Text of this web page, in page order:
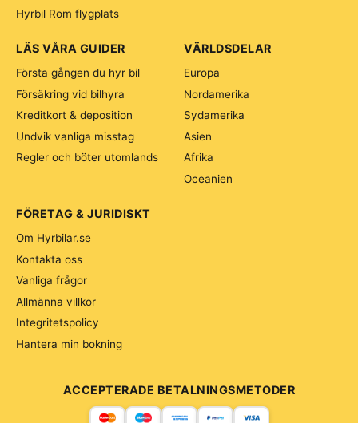
Hyrbil Rom flygplats
VÄRLDSDELAR
Europa
Nordamerika
Sydamerika
Asien
Afrika
Oceanien
LÄS VÅRA GUIDER
Första gången du hyr bil
Försäkring vid bilhyra
Kreditkort & deposition
Undvik vanliga misstag
Regler och böter utomlands
FÖRETAG & JURIDISKT
Om Hyrbilar.se
Kontakta oss
Vanliga frågor
Allmänna villkor
Integritetspolicy
Hantera min bokning
ACCEPTERADE BETALNINGSMETODER